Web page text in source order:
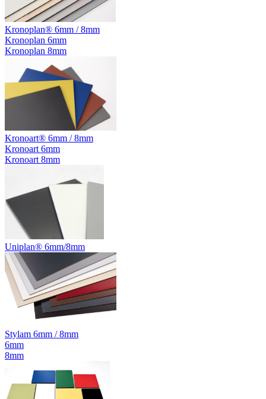
Kronoplan® 6mm / 8mm
Kronoplan 6mm
Kronoplan 8mm
Kronoart® 6mm / 8mm
Kronoart 6mm
Kronoart 8mm
Uniplan® 6mm/8mm
Stylam 6mm / 8mm
6mm
8mm